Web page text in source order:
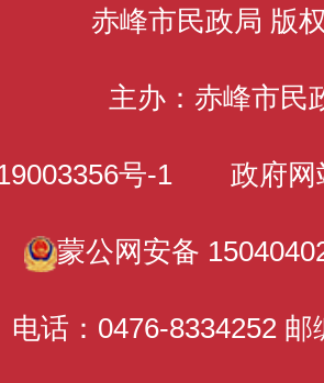
赤峰市民政局 版
主办：赤峰市民
号-1 政府网
蒙公网安备
电话：0476-8334252 邮